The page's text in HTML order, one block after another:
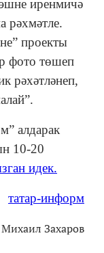
иренмичә
рәхмәтле.
проекты
фото төшеп
рәхәтләнеп,
алдарак
10-20
идек.
татар-информ
Захаров